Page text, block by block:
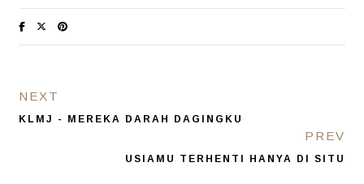
NEXT
KLMJ - MEREKA DARAH DAGINGKU
PREV
USIAMU TERHENTI HANYA DI SITU